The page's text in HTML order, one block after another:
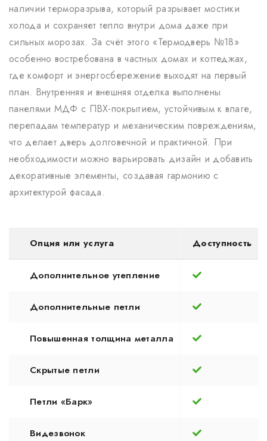
наличии терморазрыва, который разрывает мостики
холода и сохраняет тепло внутри дома даже при
сильных морозах. За счёт этого «Термодверь №18»
особенно востребована в частных домах и коттеджах,
где комфорт и энергосбережение выходят на первый
план. Внутренняя и внешняя отделка выполнены
панелями МДФ с ПВХ-покрытием, устойчивым к влаге,
перепадам температур и механическим повреждениям,
что делает дверь долговечной и практичной. При
необходимости можно варьировать дизайн и добавить
декоративные элементы, создавая гармонию с
архитектурой фасада.
Опция или услуга Доступность
Дополнительное утепление
Дополнительные петли
Повышенная толщина металла
Скрытые петли
Петли «Барк»
Видезвонок